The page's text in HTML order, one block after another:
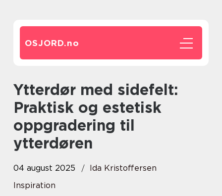
OSJORD.no
Ytterdør med sidefelt:
Praktisk og estetisk
oppgradering til
ytterdøren
04 august 2025
Ida Kristoffersen
Inspiration